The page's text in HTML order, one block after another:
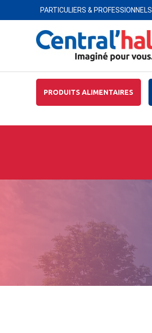
PARTICULIERS & PROFESSIONNELS
PRODUITS ALIMENTAIRES